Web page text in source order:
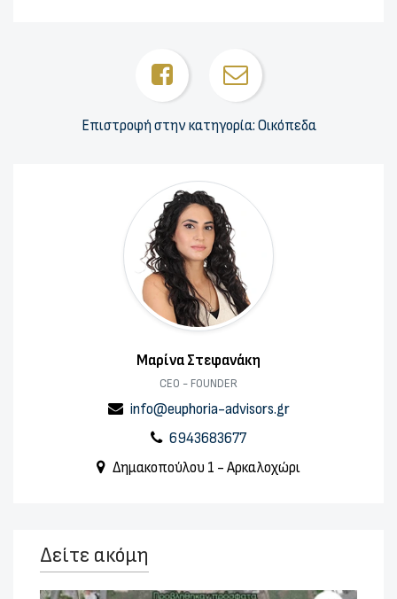
Επιστροφή στην κατηγορία: Οικόπεδα
Μαρίνα Στεφανάκη
CEO - FOUNDER
info@euphoria-advisors.gr
6943683677
Δημακοπούλου 1 - Αρκαλοχώρι
Δείτε ακόμη